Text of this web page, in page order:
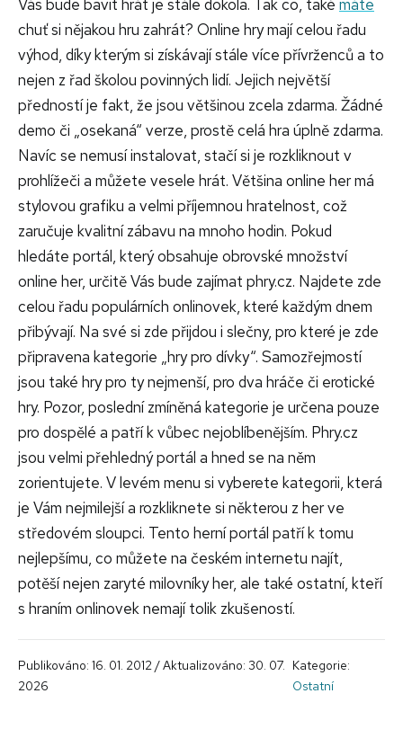
Vás bude bavit hrát je stále dokola. Tak co, také máte
chuť si nějakou hru zahrát? Online hry mají celou řadu
výhod, díky kterým si získávají stále více přívrženců a to
nejen z řad školou povinných lidí. Jejich největší
předností je fakt, že jsou většinou zcela zdarma. Žádné
demo či „osekaná“ verze, prostě celá hra úplně zdarma.
Navíc se nemusí instalovat, stačí si je rozkliknout v
prohlížeči a můžete vesele hrát. Většina online her má
stylovou grafiku a velmi příjemnou hratelnost, což
zaručuje kvalitní zábavu na mnoho hodin. Pokud
hledáte portál, který obsahuje obrovské množství
online her, určitě Vás bude zajímat phry.cz. Najdete zde
celou řadu populárních onlinovek, které každým dnem
přibývají. Na své si zde přijdou i slečny, pro které je zde
připravena kategorie „hry pro dívky“. Samozřejmostí
jsou také hry pro ty nejmenší, pro dva hráče či erotické
hry. Pozor, poslední zmíněná kategorie je určena pouze
pro dospělé a patří k vůbec nejoblíbenějším. Phry.cz
jsou velmi přehledný portál a hned se na něm
zorientujete. V levém menu si vyberete kategorii, která
je Vám nejmilejší a rozkliknete si některou z her ve
středovém sloupci. Tento herní portál patří k tomu
nejlepšímu, co můžete na českém internetu najít,
potěší nejen zaryté milovníky her, ale také ostatní, kteří
s hraním onlinovek nemají tolik zkušeností.
Publikováno: 16. 01. 2012 / Aktualizováno: 30. 07.
2026
Kategorie:
Ostatní